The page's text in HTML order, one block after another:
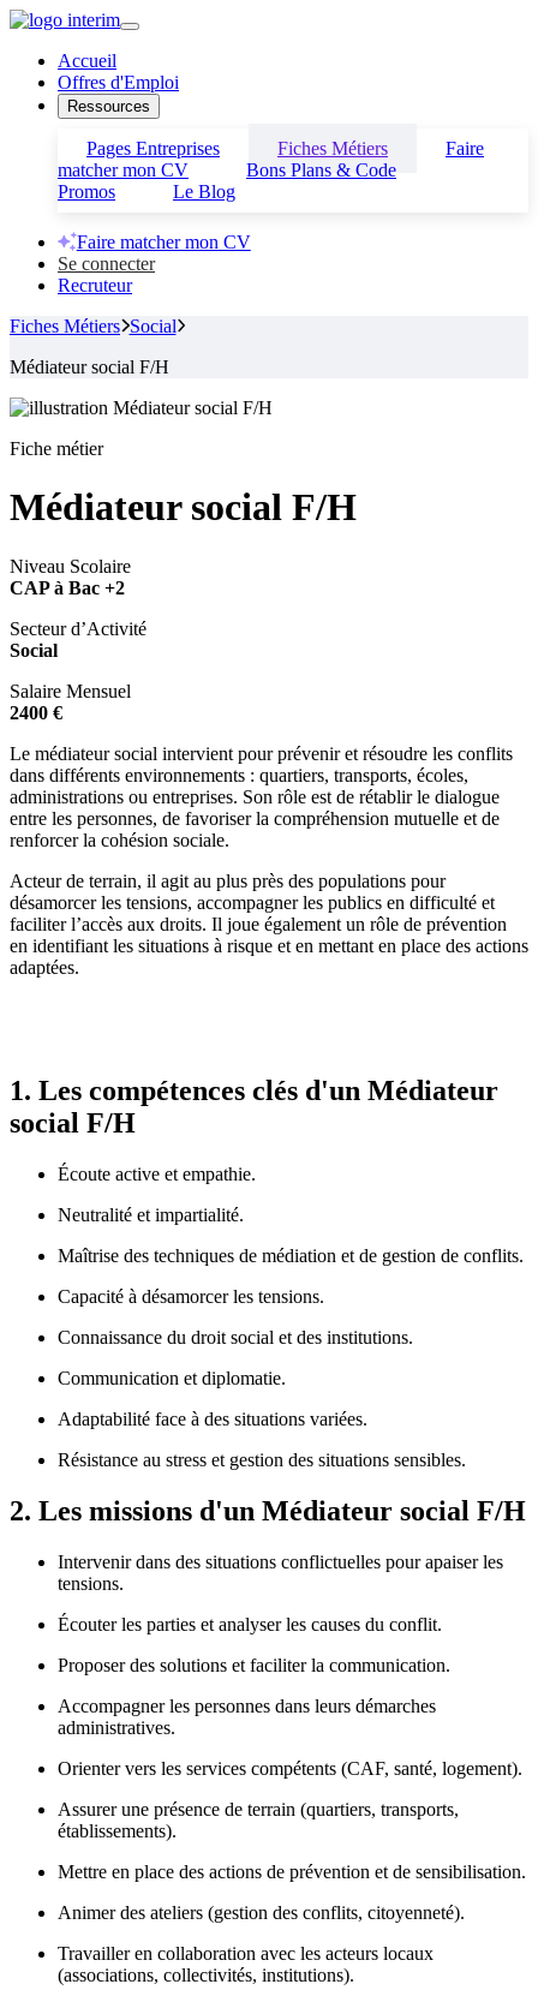
Accueil
Offres d'Emploi
Ressources
Pages Entreprises Fiches Métiers
Faire
matcher mon CV
Bons Plans & Code
Promos
Le Blog
Faire matcher mon CV
Se connecter
Recruteur
Fiches Métiers Social
Médiateur social F/H
Fiche métier
Médiateur social F/H
Niveau Scolaire
CAP à Bac +2
Secteur d’Activité
Social
Salaire Mensuel
2400 €
Le médiateur social intervient pour prévenir et résoudre les conflits
dans différents environnements : quartiers, transports, écoles,
administrations ou entreprises. Son rôle est de rétablir le dialogue
entre les personnes, de favoriser la compréhension mutuelle et de
renforcer la cohésion sociale.
Acteur de terrain, il agit au plus près des populations pour
désamorcer les tensions, accompagner les publics en difficulté et
faciliter l’accès aux droits. Il joue également un rôle de prévention
en identifiant les situations à risque et en mettant en place des actions
adaptées.
1. Les compétences clés d'un Médiateur
social F/H
Écoute active et empathie.
Neutralité et impartialité.
Maîtrise des techniques de médiation et de gestion de conflits.
Capacité à désamorcer les tensions.
Connaissance du droit social et des institutions.
Communication et diplomatie.
Adaptabilité face à des situations variées.
Résistance au stress et gestion des situations sensibles.
2. Les missions d'un Médiateur social F/H
Intervenir dans des situations conflictuelles pour apaiser les
tensions.
Écouter les parties et analyser les causes du conflit.
Proposer des solutions et faciliter la communication.
Accompagner les personnes dans leurs démarches
administratives.
Orienter vers les services compétents (CAF, santé, logement).
Assurer une présence de terrain (quartiers, transports,
établissements).
Mettre en place des actions de prévention et de sensibilisation.
Animer des ateliers (gestion des conflits, citoyenneté).
Travailler en collaboration avec les acteurs locaux
(associations, collectivités, institutions).